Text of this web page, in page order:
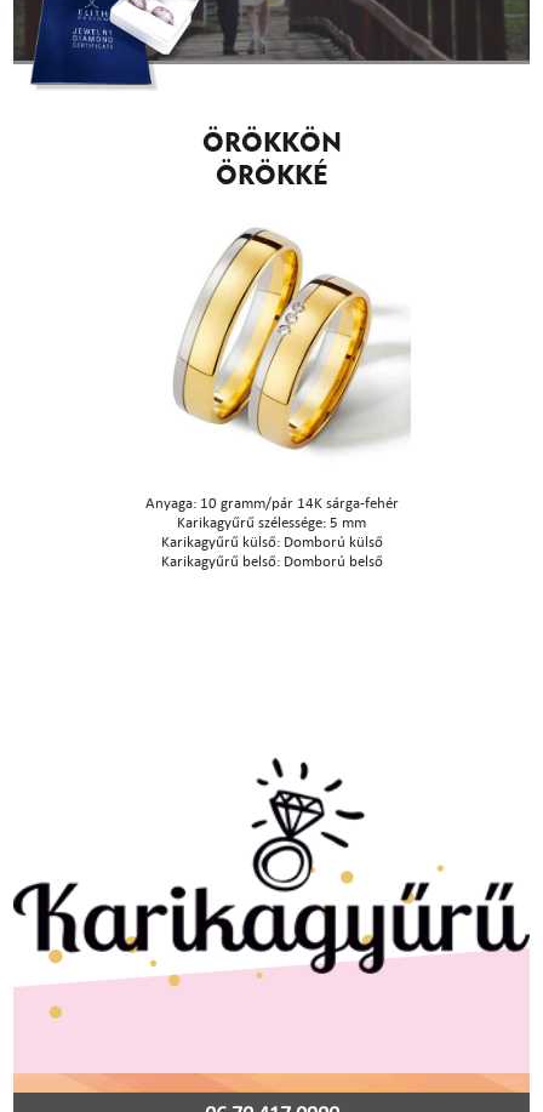
ÖRÖKKÖN
ÖRÖKKÉ
Anyaga: 10 gramm/pár 14K sárga-fehér
Karikagyűrű szélessége: 5 mm
Karikagyűrű külső: Domború külső
Karikagyűrű belső: Domború belső